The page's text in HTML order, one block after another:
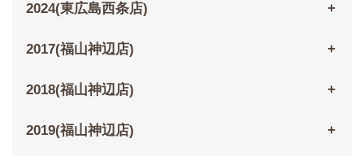
2024(東広島西条店)
2017(福山神辺店)
2018(福山神辺店)
2019(福山神辺店)